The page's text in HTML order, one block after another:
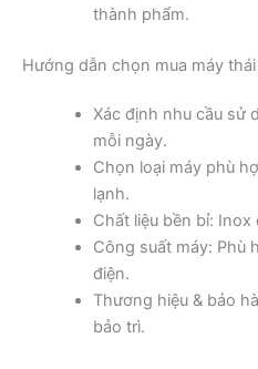
thành phẩm.
Hướng dẫn chọn mua máy
Xác định nhu cầu sử
mỗi ngày.
Chọn loại máy phù
lạnh.
Chất liệu bền bỉ:
Công suất máy: Phù
điện.
Thương hiệu & bảo
bảo trì.